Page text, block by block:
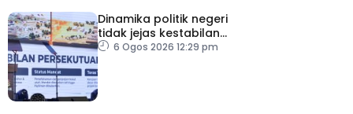
Dinamika politik negeri
tidak jejas kestabilan
Kerajaan Perpaduan
6 Ogos 2026 12:29 pm